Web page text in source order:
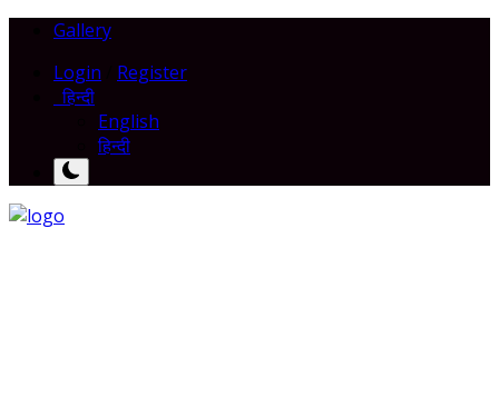
Gallery
Login
Register
हिन्दी
English
हिन्दी